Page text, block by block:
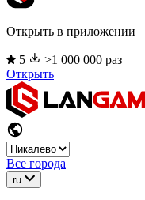
Открыть в приложении
5
>1 000 000 раз
Открыть
Все города
ru